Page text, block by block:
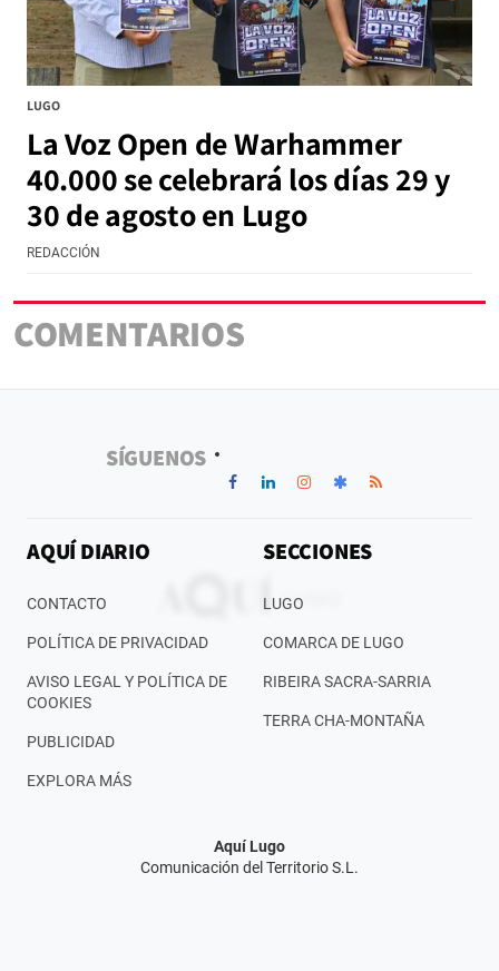
LUGO
La Voz Open de Warhammer
40.000 se celebrará los días 29 y
30 de agosto en Lugo
REDACCIÓN
COMENTARIOS
SÍGUENOS
AQUÍ DIARIO
CONTACTO
POLÍTICA DE PRIVACIDAD
AVISO LEGAL Y POLÍTICA DE
COOKIES
PUBLICIDAD
EXPLORA MÁS
SECCIONES
LUGO
COMARCA DE LUGO
RIBEIRA SACRA-SARRIA
TERRA CHA-MONTAÑA
Aquí Lugo
Comunicación del Territorio S.L.